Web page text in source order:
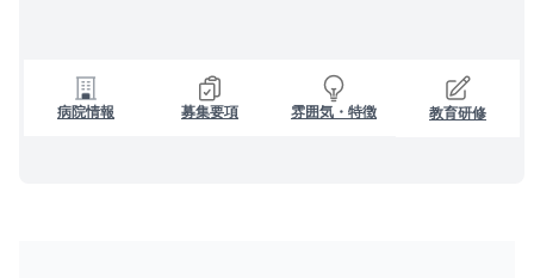
病院情報 募集要項 雰囲気・特徴 教育研修